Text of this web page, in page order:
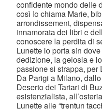
confidente mondo delle
così lo chiama Marie,
arrondissement,
innamorata dei libri e
conoscere la perdita di
Lunette lo porta sin
dedizione, la gelosia e
passione si strappa, per
Da Parigi a Milano,
Deserto dei Tartari di
esistenzialista,
Lunette alle “trentun